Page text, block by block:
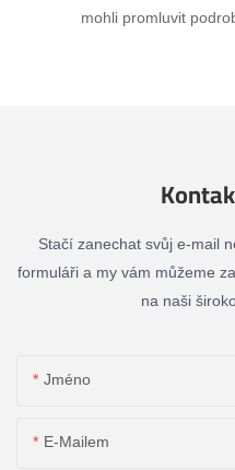
mohli promluvit
Stačí zanechat svůj e-mail
formuláři a my vám můžeme
na naši
Jméno
E-Mailem